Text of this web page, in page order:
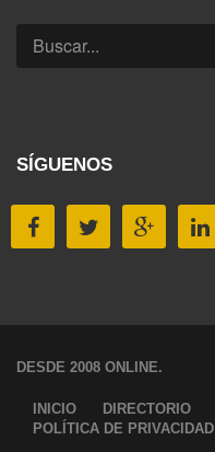
SÍGUENOS
DESDE 2008 ONLINE.
INICIO DIRECTORIO
POLÍTICA DE PRIVACIDAD